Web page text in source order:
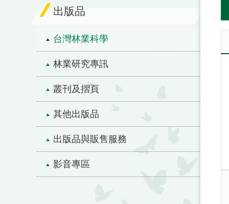
出版品
台灣林業科學
林業研究專訊
叢刊及摺頁
其他出版品
出版品與販售服務
影音專區